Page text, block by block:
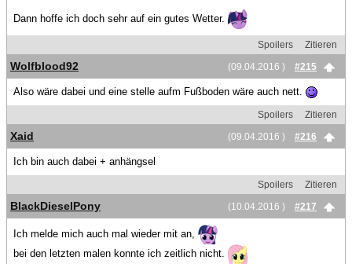
Dann hoffe ich doch sehr auf ein gutes Wetter.
Spoilers
Zitieren
(09.04.2016 )
#215
Wolfblood92
Also wäre dabei und eine stelle aufm Fußboden wäre auch nett.
Spoilers
Zitieren
(09.04.2016 )
#216
Xaid
Ich bin auch dabei + anhängsel
Spoilers
Zitieren
(10.04.2016 )
#217
BlackDieselPony
Ich melde mich auch mal wieder mit an,
bei den letzten malen konnte ich zeitlich nicht.